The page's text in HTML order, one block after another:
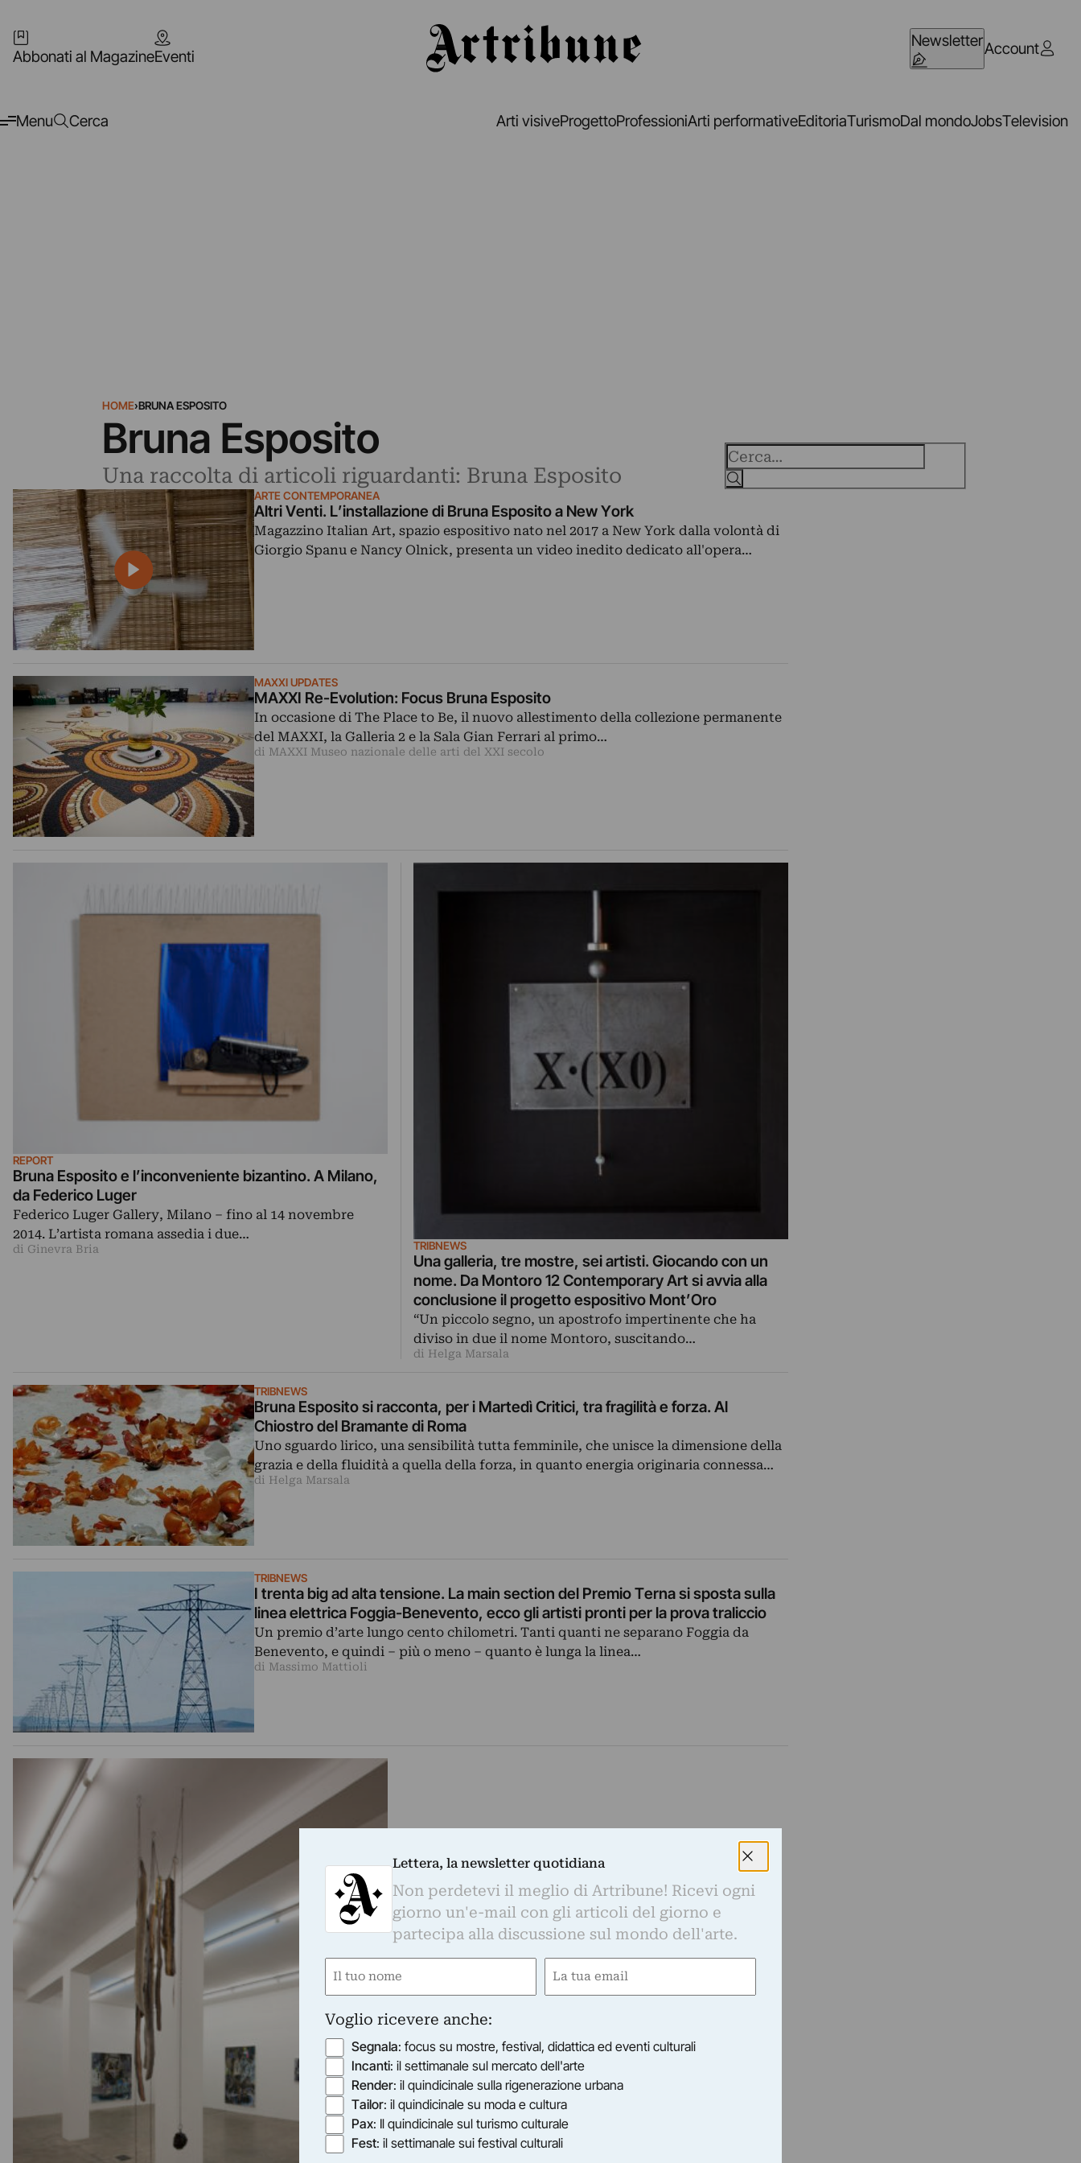
Abbonati al MagazineEventi
NewsletterAccount
Menu Cerca Arti visiveProgettoProfessioniArti performativeEditoriaTurismoDal mondoJobsTelevision
HOME›BRUNA ESPOSITO
Bruna Esposito
Una raccolta di articoli riguardanti: Bruna Esposito
ARTE CONTEMPORANEA
Altri Venti. L’installazione di Bruna Esposito a New York
Magazzino Italian Art, spazio espositivo nato nel 2017 a New York dalla volontà di
Giorgio Spanu e Nancy Olnick, presenta un video inedito dedicato all'opera…
MAXXI UPDATES
￼MAXXI Re-Evolution: Focus Bruna Esposito
In occasione di The Place to Be, il nuovo allestimento della collezione permanente
del MAXXI, la Galleria 2 e la Sala Gian Ferrari al primo…
di MAXXI Museo nazionale delle arti del XXI secolo
REPORT
Bruna Esposito e l’inconveniente bizantino. A Milano,
da Federico Luger
Federico Luger Gallery, Milano – fino al 14 novembre
2014. L’artista romana assedia i due…
di Ginevra Bria TRIBNEWS
Una galleria, tre mostre, sei artisti. Giocando con un
nome. Da Montoro 12 Contemporary Art si avvia alla
conclusione il progetto espositivo Mont’Oro
“Un piccolo segno, un apostrofo impertinente che ha
diviso in due il nome Montoro, suscitando…
di Helga Marsala
TRIBNEWS
Bruna Esposito si racconta, per i Martedì Critici, tra fragilità e forza. Al
Chiostro del Bramante di Roma
Uno sguardo lirico, una sensibilità tutta femminile, che unisce la dimensione della
grazia e della fluidità a quella della forza, in quanto energia originaria connessa…
di Helga Marsala
TRIBNEWS
I trenta big ad alta tensione. La main section del Premio Terna si sposta sulla
linea elettrica Foggia-Benevento, ecco gli artisti pronti per la prova traliccio
Un premio d’arte lungo cento chilometri. Tanti quanti ne separano Foggia da
Benevento, e quindi – più o meno – quanto è lunga la linea…
di Massimo Mattioli
Lettera, la newsletter quotidiana
Non perdetevi il meglio di Artribune! Ricevi ogni
giorno un'e-mail con gli articoli del giorno e
partecipa alla discussione sul mondo dell'arte.
Nome
Email
Voglio ricevere anche:
Segnala: focus su mostre, festival, didattica ed eventi culturali
Incanti: il settimanale sul mercato dell'arte
Render: il quindicinale sulla rigenerazione urbana
Tailor: il quindicinale su moda e cultura
Pax: Il quindicinale sul turismo culturale
Fest: il settimanale sui festival culturali